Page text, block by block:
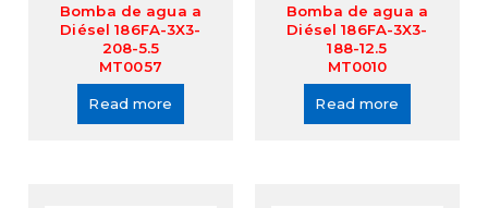
Bomba de agua a
Diésel 186FA-3X3-
208-5.5
MT0057
Read more
Bomba de agua a
Diésel 186FA-3X3-
188-12.5
MT0010
Read more